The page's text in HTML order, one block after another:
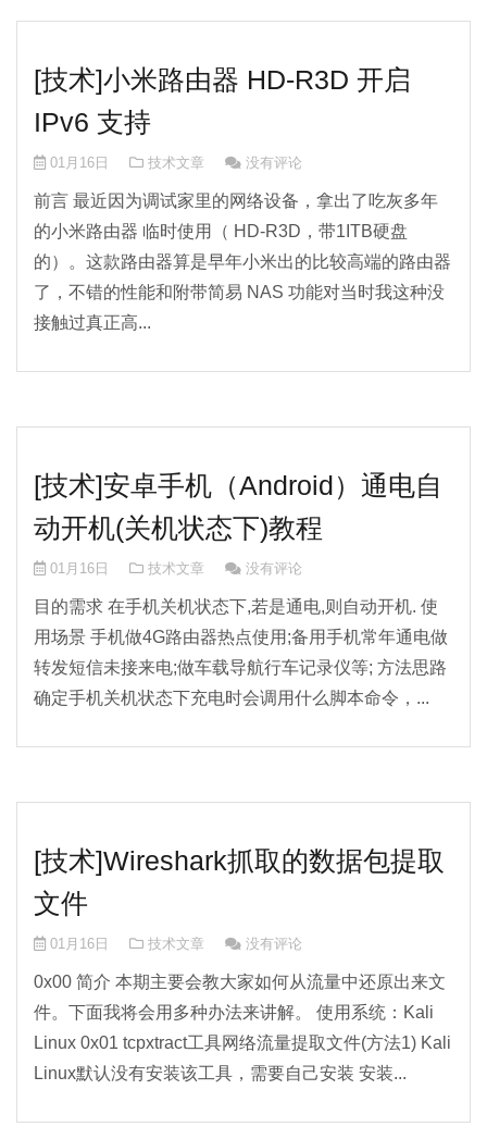
[技术]小米路由器 HD-R3D 开启
IPv6 支持
01月16日 技术文章 没有评论
前言 最近因为调试家里的网络设备，拿出了吃灰多年
的小米路由器 临时使用（ HD-R3D，带1ITB硬盘
的）。这款路由器算是早年小米出的比较高端的路由器
了，不错的性能和附带简易 NAS 功能对当时我这种没
接触过真正高...
[技术]安卓手机（Android）通电自
动开机(关机状态下)教程
01月16日 技术文章 没有评论
目的需求 在手机关机状态下,若是通电,则自动开机. 使
用场景 手机做4G路由器热点使用;备用手机常年通电做
转发短信未接来电;做车载导航行车记录仪等; 方法思路
确定手机关机状态下充电时会调用什么脚本命令，...
[技术]Wireshark抓取的数据包提取
文件
01月16日 技术文章 没有评论
0x00 简介 本期主要会教大家如何从流量中还原出来文
件。下面我将会用多种办法来讲解。 使用系统：Kali
Linux 0x01 tcpxtract工具网络流量提取文件(方法1) Kali
Linux默认没有安装该工具，需要自己安装 安装...